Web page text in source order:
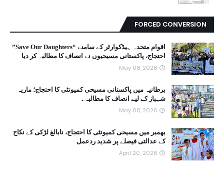
FORCED CONVERSION
اقوام متحدہ ہیڈکوارٹر کے سامنے “Save Our Daughters”
احتجاج، پاکستانی مسیحیوں نے انصاف کا مطالبہ کر دیا
May 08, 2026
برطانیہ میں پاکستانی مسیحی کمیونٹی کا احتجاج؛ ماریہ
شہباز کے لیے انصاف کا مطالبہ۔
May 08, 2026
بھمبر میں مسیحی کمیونٹی کا احتجاج، نابالغ لڑکی کے نکاح
کے عدالتی فیصلے پر شدید ردعمل
April 20, 2026